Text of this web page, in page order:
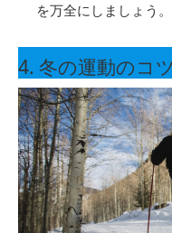
を万全にしましょう。
4. 冬の運動のコ